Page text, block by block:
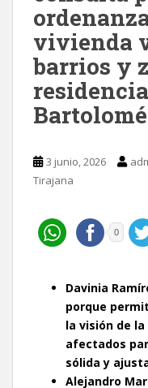
vivienda
barrios y
3 junio, 2026
Tirajana
0
Davinia
porque
la visión de
afectados
sólida y
Alejandro